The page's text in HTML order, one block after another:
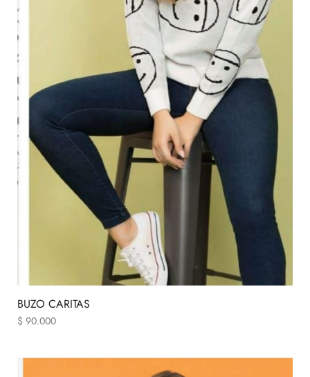
BUZO CARITAS
$ 90.000